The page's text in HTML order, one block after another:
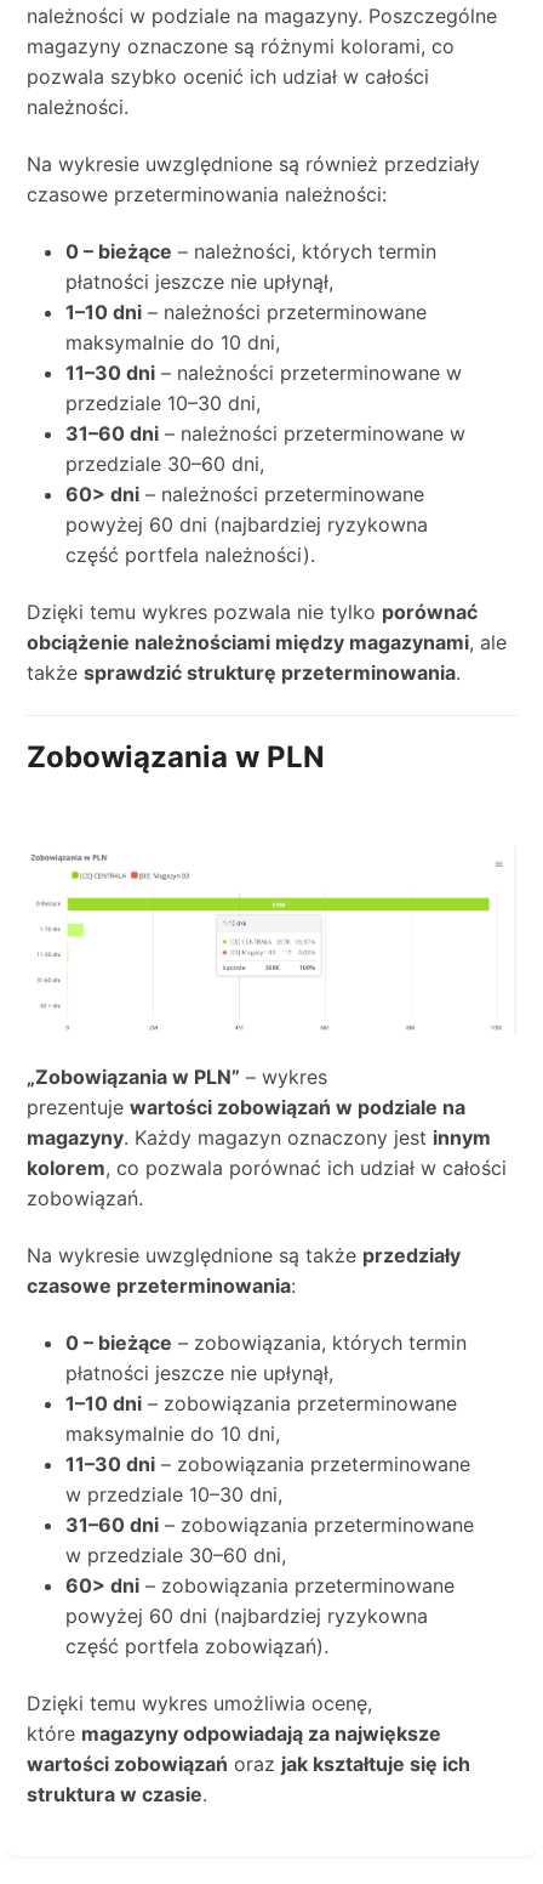
należności w podziale na magazyny. Poszczególne
magazyny oznaczone są różnymi kolorami, co
pozwala szybko ocenić ich udział w całości
należności.
Na wykresie uwzględnione są również przedziały
czasowe przeterminowania należności:
0 – bieżące – należności, których termin
płatności jeszcze nie upłynął,
1–10 dni – należności przeterminowane
maksymalnie do 10 dni,
11–30 dni – należności przeterminowane w
przedziale 10–30 dni,
31–60 dni – należności przeterminowane w
przedziale 30–60 dni,
60> dni – należności przeterminowane
powyżej 60 dni (najbardziej ryzykowna
część portfela należności).
Dzięki temu wykres pozwala nie tylko porównać
obciążenie należnościami między magazynami, ale
także sprawdzić strukturę przeterminowania.
Zobowiązania w PLN
„Zobowiązania w PLN” – wykres
prezentuje wartości zobowiązań w podziale na
magazyny. Każdy magazyn oznaczony jest innym
kolorem, co pozwala porównać ich udział w całości
zobowiązań.
Na wykresie uwzględnione są także przedziały
czasowe przeterminowania:
0 – bieżące – zobowiązania, których termin
płatności jeszcze nie upłynął,
1–10 dni – zobowiązania przeterminowane
maksymalnie do 10 dni,
11–30 dni – zobowiązania przeterminowane
w przedziale 10–30 dni,
31–60 dni – zobowiązania przeterminowane
w przedziale 30–60 dni,
60> dni – zobowiązania przeterminowane
powyżej 60 dni (najbardziej ryzykowna
część portfela zobowiązań).
Dzięki temu wykres umożliwia ocenę,
które magazyny odpowiadają za największe
wartości zobowiązań oraz jak kształtuje się ich
struktura w czasie.